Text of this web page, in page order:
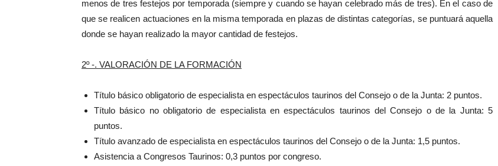
menos de tres festejos por temporada (siempre y cuando se hayan celebrado más de tres). En el caso de
que se realicen actuaciones en la misma temporada en plazas de distintas categorías, se puntuará aquella
donde se hayan realizado la mayor cantidad de festejos.
2º -. VALORACIÓN DE LA FORMACIÓN
Título básico obligatorio de especialista en espectáculos taurinos del Consejo o de la Junta: 2 puntos.
Título básico no obligatorio de especialista en espectáculos taurinos del Consejo o de la Junta: 5
puntos.
Título avanzado de especialista en espectáculos taurinos del Consejo o de la Junta: 1,5 puntos.
Asistencia a Congresos Taurinos: 0,3 puntos por congreso.